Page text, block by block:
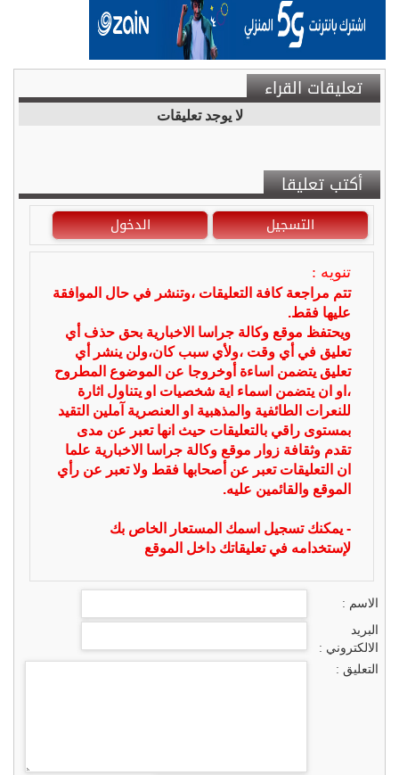
تعليقات القراء
لا يوجد تعليقات
أكتب تعليقا
التسجيل الدخول
تنويه :
تتم مراجعة كافة التعليقات ،وتنشر في حال الموافقة
عليها فقط.
ويحتفظ موقع وكالة جراسا الاخبارية بحق حذف أي
تعليق في أي وقت ،ولأي سبب كان،ولن ينشر أي
تعليق يتضمن اساءة أوخروجا عن الموضوع المطروح
،او ان يتضمن اسماء اية شخصيات او يتناول اثارة
للنعرات الطائفية والمذهبية او العنصرية آملين التقيد
بمستوى راقي بالتعليقات حيث انها تعبر عن مدى
تقدم وثقافة زوار موقع وكالة جراسا الاخبارية علما
ان التعليقات تعبر عن أصحابها فقط ولا تعبر عن رأي
الموقع والقائمين عليه.
- يمكنك تسجيل اسمك المستعار الخاص بك
لإستخدامه في تعليقاتك داخل الموقع
الاسم :
البريد
الالكتروني :
التعليق :